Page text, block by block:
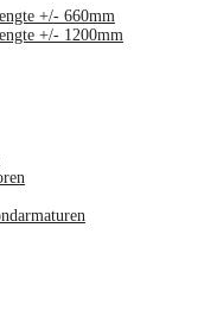
+/- 660mm
+/- 1200mm